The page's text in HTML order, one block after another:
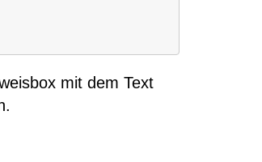
mit dem Text